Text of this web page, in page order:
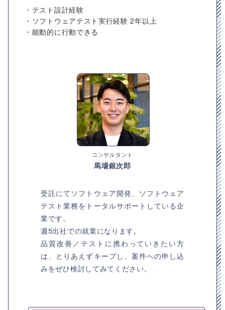
・テスト設計経験
・ソフトウェアテスト実行経験 2年以上
・能動的に行動できる
コンサルタント
馬場銀次郎
受託にてソフトウェア開発、ソフトウェア
テスト業務をトータルサポートしている企
業です。
週5出社での就業になります。
品質改善／テストに携わっていきたい方
は、とりあえずキープし、案件への申し込
みをぜひ検討してみてください。